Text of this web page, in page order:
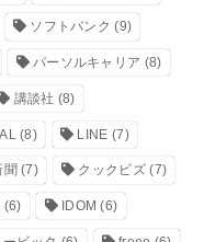
ソフトバンク (9)
パーソルキャリア (8)
講談社 (8)
(8) LINE (7)
聞 (7) クックビズ(7)
(6) IDOM (6)